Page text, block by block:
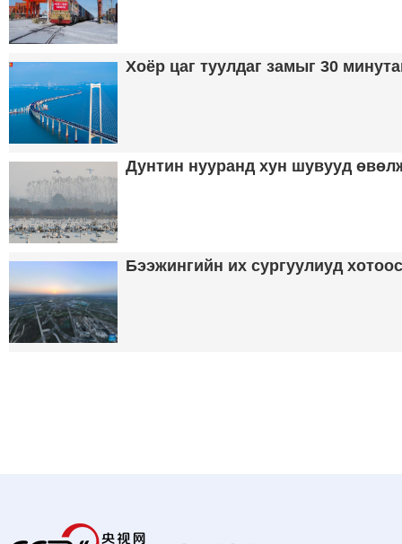
Хоёр цаг туулдаг замыг 30
Дунтин нууранд хун шувууд
Бээжингийн их сургуулиуд